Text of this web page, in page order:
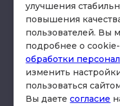
улучшения
повышения
пользователей. Вы
подробнее о
обработки
изменить
пользоваться
Вы даетесогласие